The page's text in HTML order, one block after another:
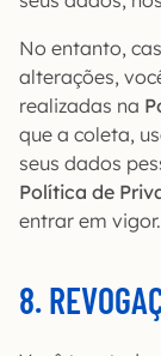
No entanto,
alterações,
realizadas na
que a coleta,
seus dados
Política de
entrar em vigor.
8.